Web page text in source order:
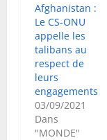
Afghanistan :
Le CS-ONU
appelle les
talibans au
respect de
leurs
engagements
03/09/2021
Dans
"MONDE"